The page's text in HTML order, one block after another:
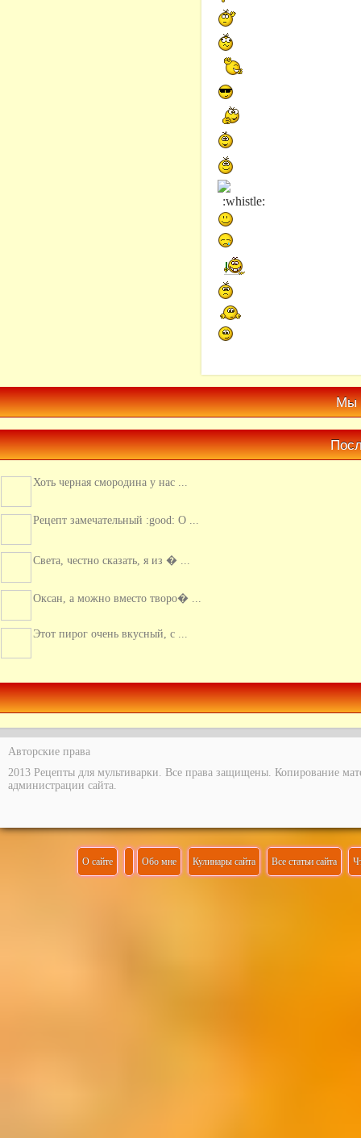
Мы
Хоть черная смородина у нас ...
Рецепт замечательный :good: О ...
Света, честно сказать, я из � ...
Оксан, а можно вместо творо� ...
Этот пирог очень вкусный, с ...
Авторские права
2013 Рецепты для мультиварки. Все права защищены. Копирование
администрации сайта.
О сайте Обо мне Кулинары сайта Все статьи сайта